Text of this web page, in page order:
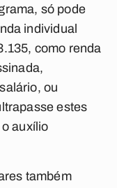
só pode
individual
como renda
ou
estes
auxílio
também